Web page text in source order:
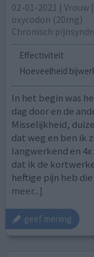
02-01-2021 | Vrouw
oxycodon (20mg)
Chronisch
Effectiviteit
Hoeveelheid
In het begin was
dag door en de
Misselijkheid,
dat weg en ben ik
langwerkend en
dat ik de
heftige pijn heb
meer...]
geef mening